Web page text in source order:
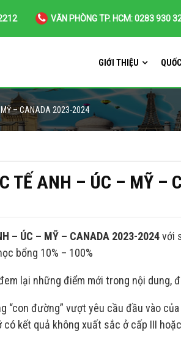
VĂN PHÒNG TP. HCM: 0283 930
GIỚI THIỆU
MỸ – CANADA 2023-2024
TẾ ANH – ÚC – MỸ
– ÚC – MỸ – CANADA 2023-2024với
bổng 10% – 100%
lại những điểm mới trong nội
“con đường” vượt yêu cầu đầu vào
kết quả không xuất sắc ở cấp III